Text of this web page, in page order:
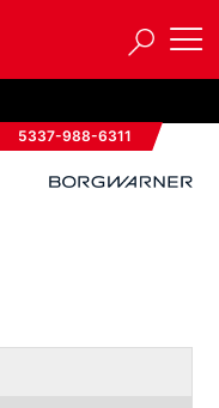
5337-988-6311